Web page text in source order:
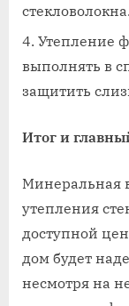
стекловолокна.
Утепление
выполнять в
защитить
Итог и
Минеральная
утепления
доступной
дом будет
несмотря на